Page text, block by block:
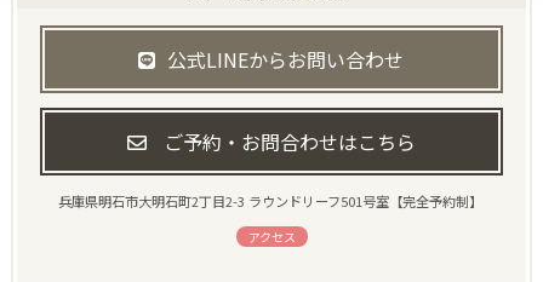
公式LINEからお問い合わせ
ご予約・お問合わせはこちら
兵庫県明石市大明石町2丁目2-3 ラウンドリーフ501号室【完全予約制】
アクセス